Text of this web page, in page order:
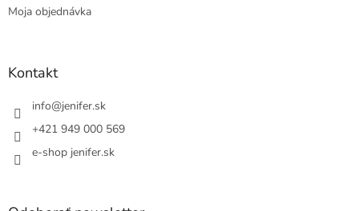
Moja objednávka
Kontakt
info@jenifer.sk
+421 949 000 569
e-shop jenifer.sk